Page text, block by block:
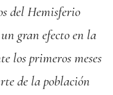
del Hemisferio
gran efecto en la
los primeros meses
de la población